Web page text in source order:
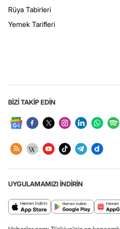
Rüya Tabirleri
Yemek Tarifleri
BİZİ TAKİP EDİN
UYGULAMAMIZI İNDİRİN